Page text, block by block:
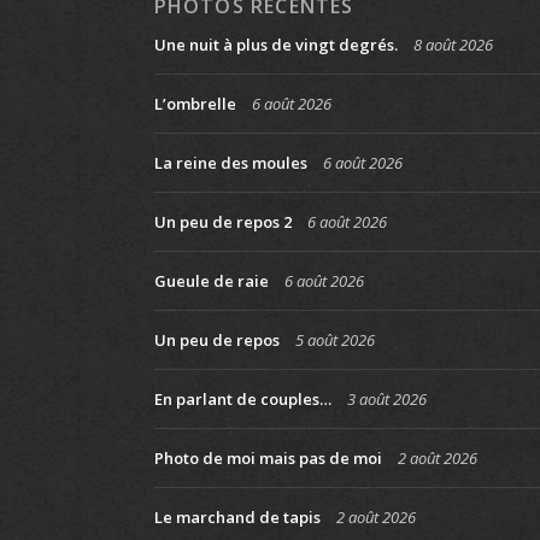
PHOTOS RÉCENTES
Une nuit à plus de vingt degrés. 8 août 2026
L’ombrelle 6 août 2026
La reine des moules 6 août 2026
Un peu de repos 2 6 août 2026
Gueule de raie 6 août 2026
Un peu de repos 5 août 2026
En parlant de couples… 3 août 2026
Photo de moi mais pas de moi 2 août 2026
Le marchand de tapis 2 août 2026